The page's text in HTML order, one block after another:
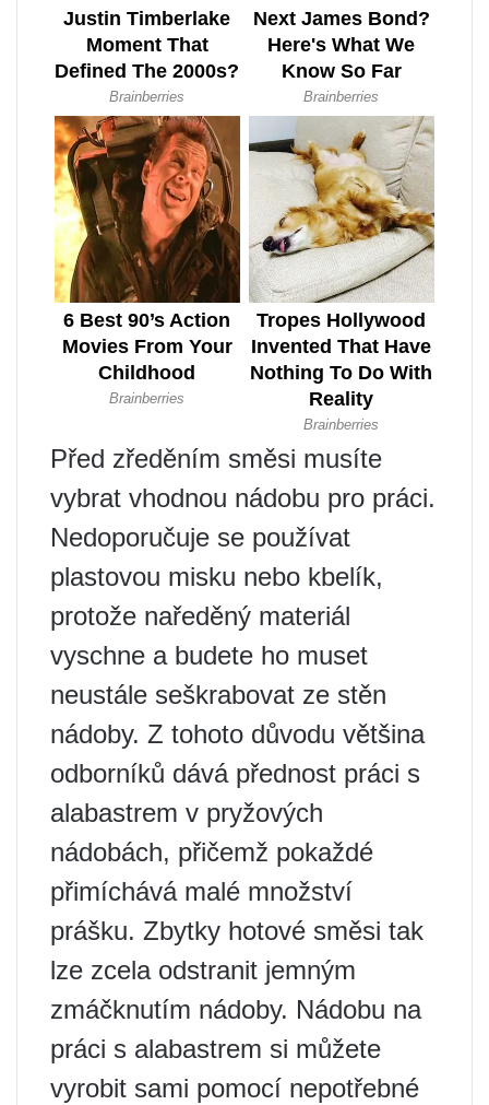
Před zředěním směsi musíte
vybrat vhodnou nádobu pro práci.
Nedoporučuje se používat
plastovou misku nebo kbelík,
protože naředěný materiál
vyschne a budete ho muset
neustále seškrabovat ze stěn
nádoby. Z tohoto důvodu většina
odborníků dává přednost práci s
alabastrem v pryžových
nádobách, přičemž pokaždé
přimíchává malé množství
prášku. Zbytky hotové směsi tak
lze zcela odstranit jemným
zmáčknutím nádoby. Nádobu na
práci s alabastrem si můžete
vyrobit sami pomocí nepotřebné